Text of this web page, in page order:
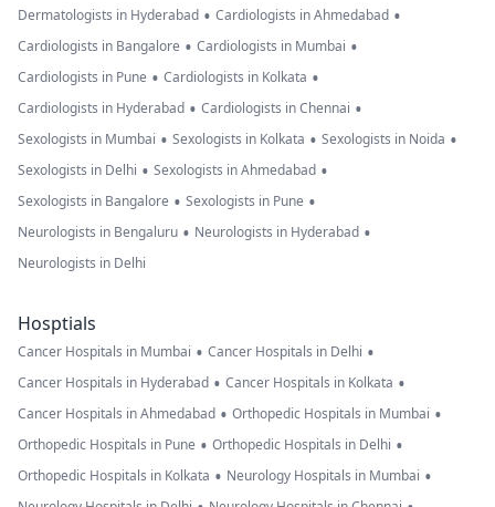
Dermatologists in Hyderabad • Cardiologists in Ahmedabad •
Cardiologists in Bangalore • Cardiologists in Mumbai •
Cardiologists in Pune • Cardiologists in Kolkata •
Cardiologists in Hyderabad • Cardiologists in Chennai •
Sexologists in Mumbai • Sexologists in Kolkata • Sexologists in Noida •
Sexologists in Delhi • Sexologists in Ahmedabad •
Sexologists in Bangalore • Sexologists in Pune •
Neurologists in Bengaluru • Neurologists in Hyderabad •
Neurologists in Delhi
Hosptials
Cancer Hospitals in Mumbai • Cancer Hospitals in Delhi •
Cancer Hospitals in Hyderabad • Cancer Hospitals in Kolkata •
Cancer Hospitals in Ahmedabad • Orthopedic Hospitals in Mumbai •
Orthopedic Hospitals in Pune • Orthopedic Hospitals in Delhi •
Orthopedic Hospitals in Kolkata • Neurology Hospitals in Mumbai •